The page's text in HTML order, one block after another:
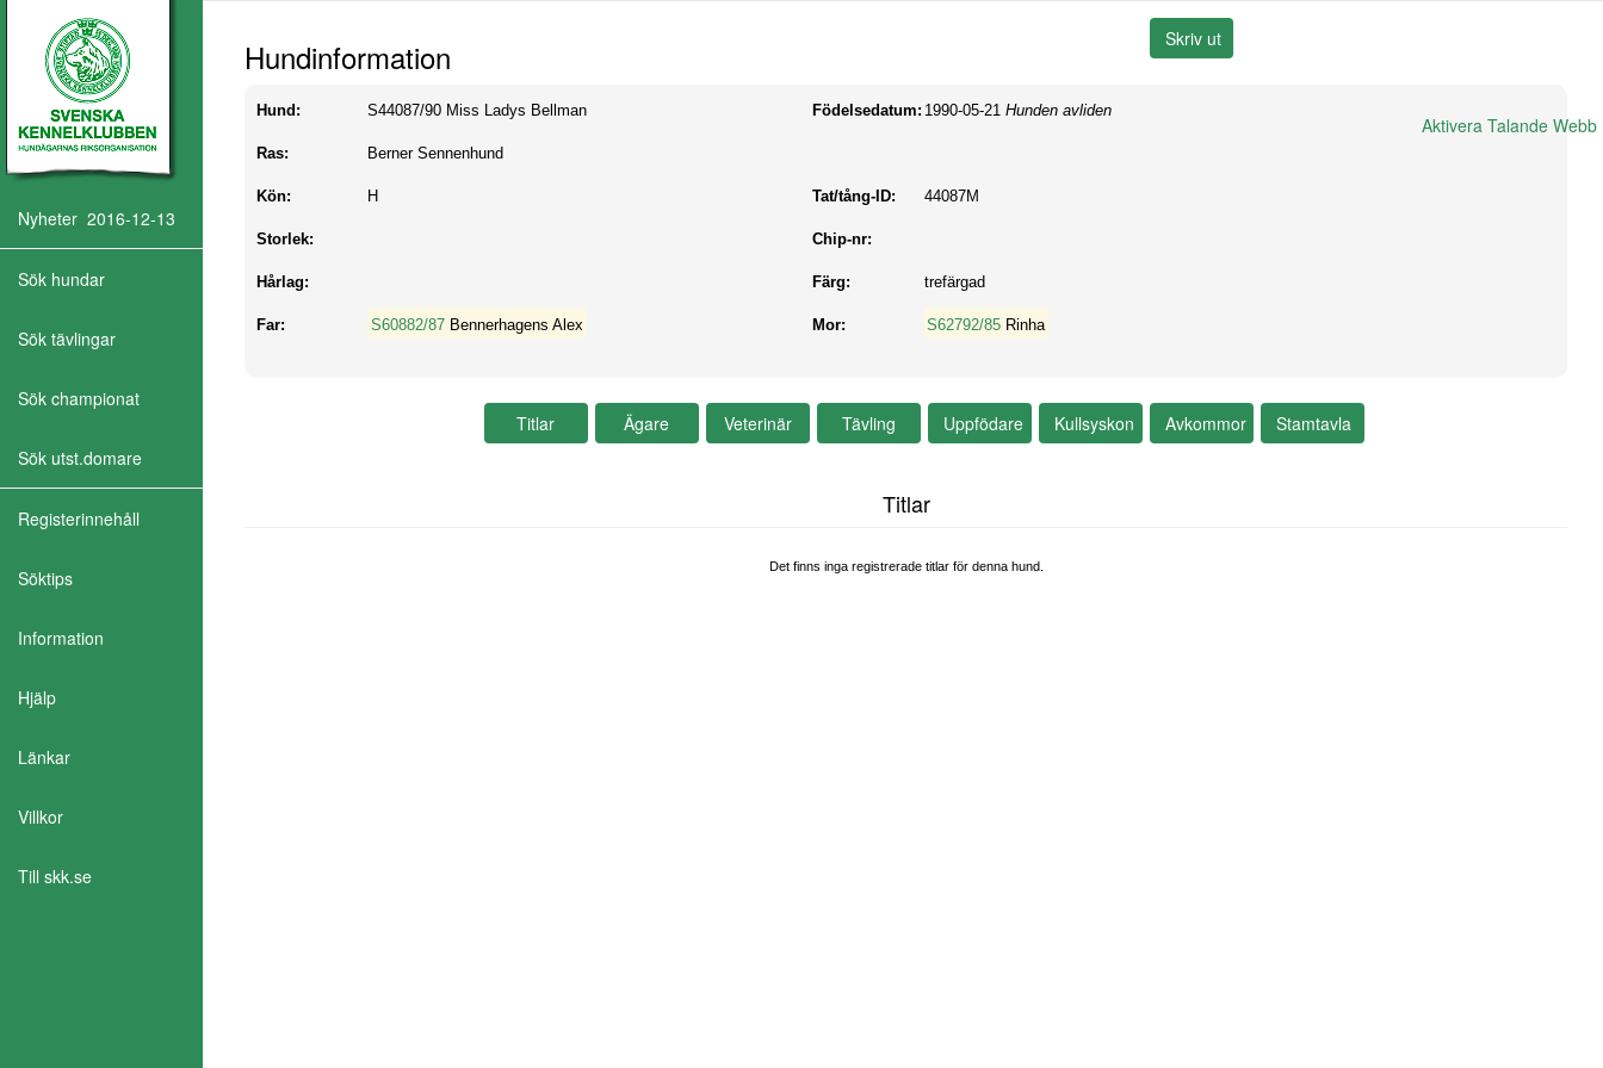
Aktivera Talande Webb
Nyheter 2016-12-13
Sök hundar
Sök tävlingar
Sök championat
Sök utst.domare
Registerinnehåll
Söktips
Information
Hjälp
Länkar
Villkor
Till skk.se
Hundinformation
Hund: S44087/90 Miss Ladys Bellman Födelsedatum: 1990-05-21 Hunden avliden
Ras: Berner Sennenhund
Kön: H Tat/tång-ID: 44087M
Storlek: Chip-nr:
Hårlag: Färg: trefärgad
Far: S60882/87 Bennerhagens Alex Mor: S62792/85 Rinha
Titlar
Det finns inga registrerade titlar för denna hund.
Aktivera Talande Webb